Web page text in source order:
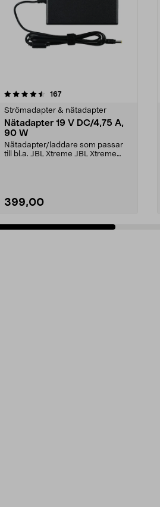
167recensioner
Strömadapter & nätadapter
Nätadapter 19 V DC/4,75 A,
90 W
Nätadapter/laddare som passar
till bl.a. JBL Xtreme JBL Xtreme
399,00
5.0 av 5 stjärnor